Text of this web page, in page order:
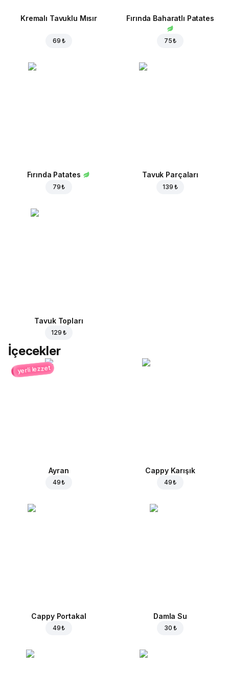
Kremalı Tavuklu Mısır
69 ₺
Fırında Baharatlı Patates
75 ₺
Fırında Patates
79 ₺
Tavuk Parçaları
139 ₺
Tavuk Topları
129 ₺
İçecekler
yerli lezzet
Ayran
49 ₺
Cappy Karışık
49 ₺
Cappy Portakal
49 ₺
Damla Su
30 ₺